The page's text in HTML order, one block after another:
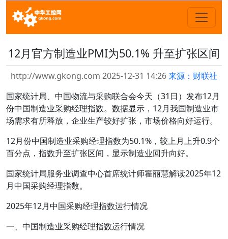
12月官方制造业PMI为50.1% 升至扩张区间
http://www.gkong.com 2025-12-31 14:26来源：财联社
国家统计局、中国物流与采购联合会今天（31日）发布12月
份中国制造业采购经理指数。数据显示，12月我国制造业市
场需求有所释放，企业生产较好扩张，市场价格向好运行。
12月份中国制造业采购经理指数为50.1%，较上月上升0.9个
百分点，指数升至扩张区间，显示制造业回升向好。
国家统计局服务业调查中心首席统计师霍丽慧解读2025年12
月中国采购经理指数。
2025年12月中国采购经理指数运行情况
一、中国制造业采购经理指数运行情况